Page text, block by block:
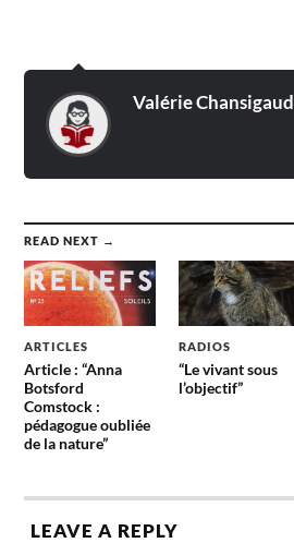
Valérie Chansigaud
READ NEXT →
ARTICLES
Article : “Anna
Botsford
Comstock :
pédagogue oubliée
de la nature”
RADIOS
“Le vivant sous
l’objectif”
LEAVE A REPLY